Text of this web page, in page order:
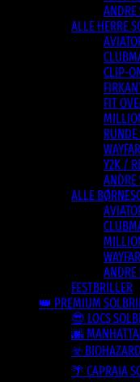
ANDRE
ALLE HERRE
CLIP-
FIT
Y2K /
ANDRE
ALLE
FESTBRILLER
👑 PREMIUM
😎 LOCS
🌆
☣️
🌴 CAPRAIA